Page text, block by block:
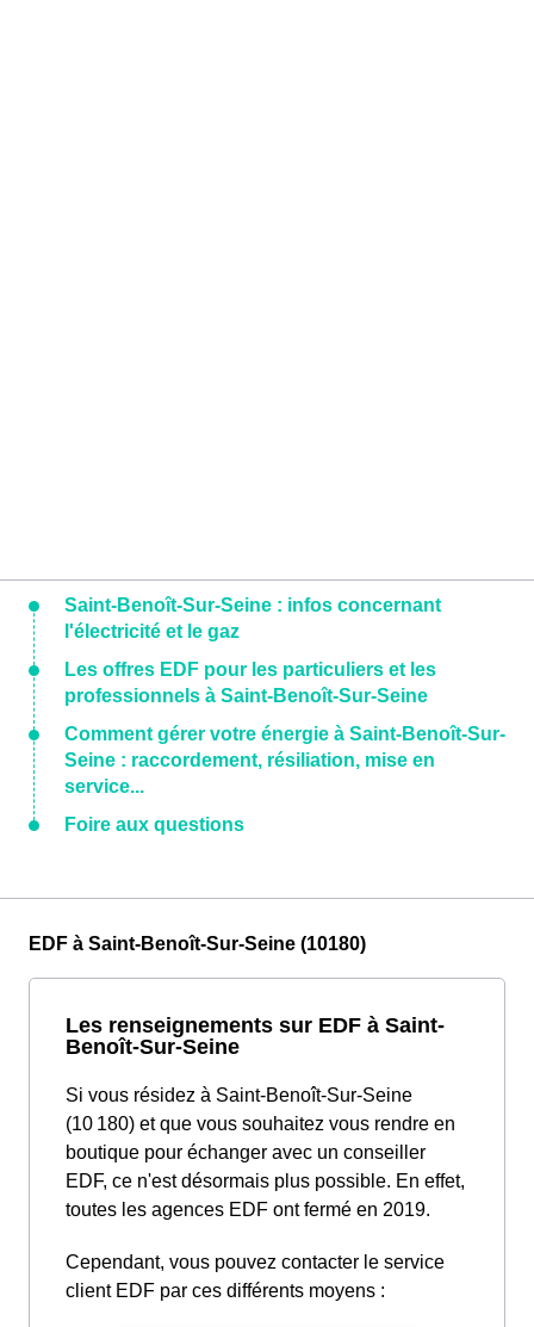
Saint-Benoît-Sur-Seine : infos concernant
l'électricité et le gaz
Les offres EDF pour les particuliers et les
professionnels à Saint-Benoît-Sur-Seine
Comment gérer votre énergie à Saint-Benoît-Sur-
Seine : raccordement, résiliation, mise en
service...
Foire aux questions
EDF à Saint-Benoît-Sur-Seine (10180)
Les renseignements sur EDF à Saint-
Benoît-Sur-Seine
Si vous résidez à Saint-Benoît-Sur-Seine
(10 180) et que vous souhaitez vous rendre en
boutique pour échanger avec un conseiller
EDF, ce n'est désormais plus possible. En effet,
toutes les agences EDF ont fermé en 2019.
Cependant, vous pouvez contacter le service
client EDF par ces différents moyens :